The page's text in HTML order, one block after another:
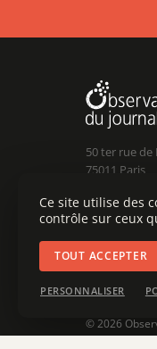
50 ter rue de
75011 Paris
Président :
Dir. rédaction :
Nous écrire :
© 2026
Ce site utilise des
contrôle sur ceux
TOUT ACCEPTER
PERSONNALISER